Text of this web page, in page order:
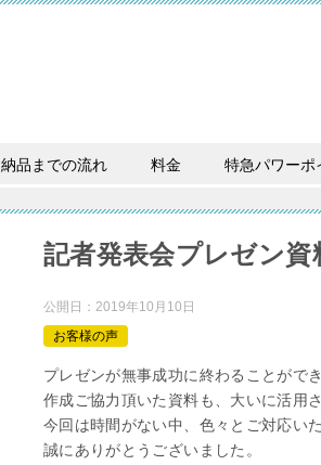
納品までの流れ 料金 特急パワーポ
記者発表会プレゼン資
公開日： 2019年10月10日
お客様の声
プレゼンが無事成功に終わることができ
作成ご協力頂いた資料も、大いに活用
今回は時間がない中、色々とご対応い
誠にありがとうございました。